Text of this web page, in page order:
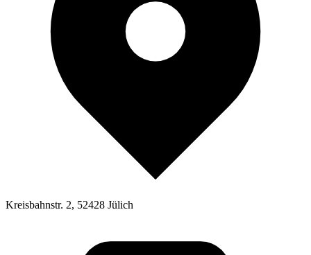
Kreisbahnstr. 2, 52428 Jülich